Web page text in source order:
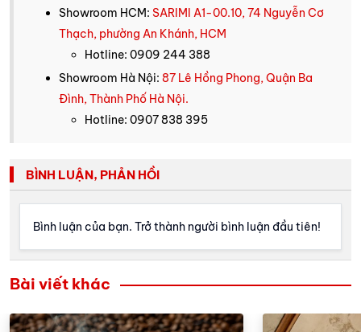
Showroom HCM: SARIMI A1-00.10, 74 Nguyễn Cơ
Thạch, phường An Khánh, HCM
Hotline: 0909 244 388
Showroom Hà Nội: 87 Lê Hồng Phong, Quận Ba
Đình, Thành Phố Hà Nội.
Hotline: 0907 838 395
BÌNH LUẬN, PHẢN HỒI
Bình luận của bạn. Trở thành người bình luận đầu tiên!
Bài viết khác